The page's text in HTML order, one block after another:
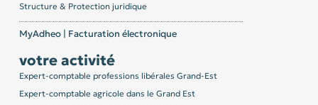
Structure & Protection juridique
MyAdheo | Facturation électronique
votre activité
Expert-comptable professions libérales Grand-Est
Expert-comptable agricole dans le Grand Est